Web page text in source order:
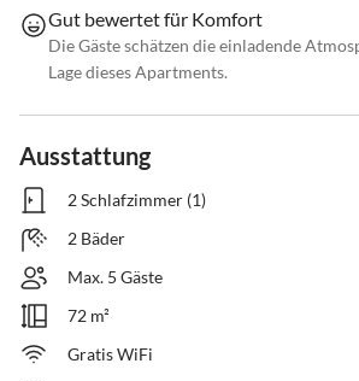
Gut bewertet für Komfort
Die Gäste schätzen die einladende
Lage dieses Apartments.
Ausstattung
2 Schlafzimmer (1)
2 Bäder
Max. 5 Gäste
72 m²
Gratis WiFi